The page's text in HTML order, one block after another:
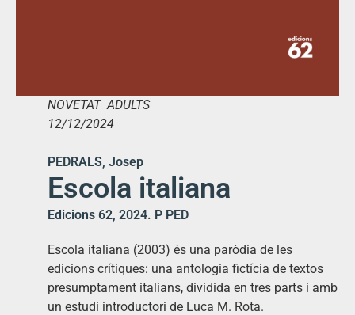
NOVETAT ADULTS
12/12/2024
PEDRALS, Josep
Escola italiana
Edicions 62, 2024. P PED
Escola italiana (2003) és una paròdia de les
edicions crítiques: una antologia fictícia de textos
presumptament italians, dividida en tres parts i amb
un estudi introductori de Luca M. Rota.